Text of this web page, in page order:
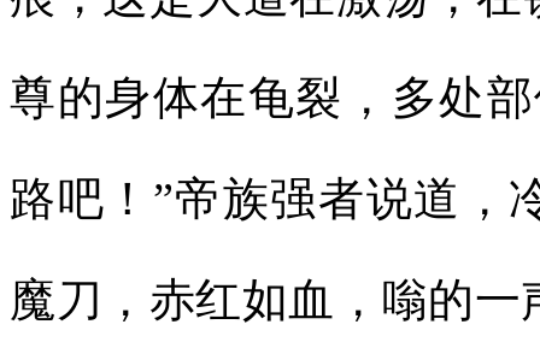
尊的身体在龟裂，多处
路吧！”帝族强者说道，
魔刀，赤红如血，嗡的